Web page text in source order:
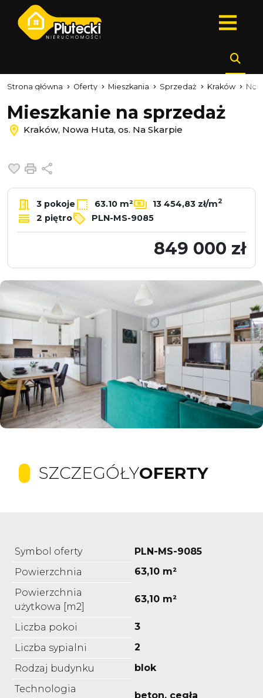
Strona główna Oferty Mieszkania Sprzedaż Kraków
Mieszkanie na sprzedaż
Kraków, Nowa Huta, os. Na Skarpie
Dodaj do ulubionych
Drukuj
3 pokoje 63.10 m² 13 454,83 zł/m2
2 piętro PLN-MS-9085
849 000 zł
SZCZEGÓŁYOFERTY
Symbol oferty
PLN-MS-9085
Powierzchnia
63,10 m²
Powierzchnia
użytkowa [m2]
63,10 m²
Liczba pokoi
3
Liczba sypialni
2
Rodzaj budynku
blok
Technologia
beton, cegła